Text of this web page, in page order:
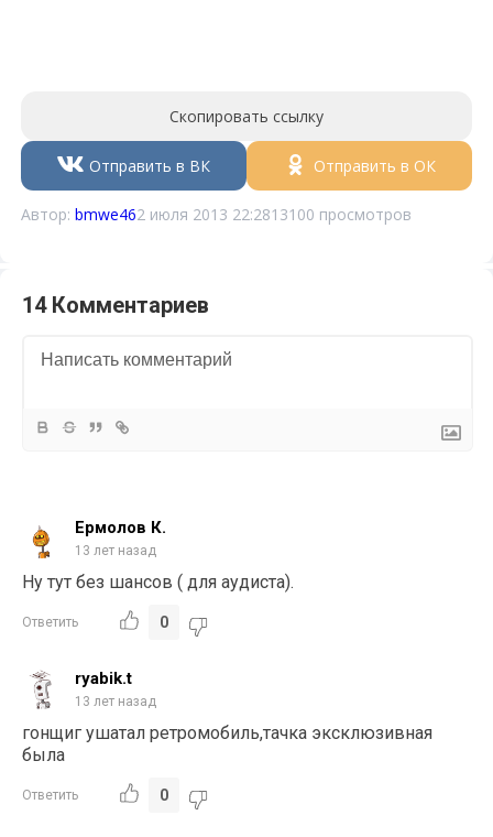
Скопировать ссылку
Отправить в ВК Отправить в ОК
Автор:bmwe462 июля 2013 22:2813100 просмотров
14 Комментариев
Ермолов К.
13 лет назад
Ну тут без шансов ( для аудиста).
Ответить 0
ryabik.t
13 лет назад
гонщиг ушатал ретромобиль,тачка эксклюзивная
была
Ответить 0